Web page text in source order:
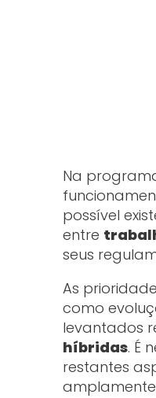
Na
possível
entre
seus
As
como
levantados
híbridas. É
restantes